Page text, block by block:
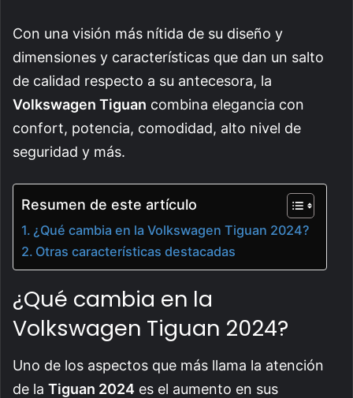
Con una visión más nítida de su diseño y
dimensiones y características que dan un salto
de calidad respecto a su antecesora, la
Volkswagen Tiguan combina elegancia con
confort, potencia, comodidad, alto nivel de
seguridad y más.
Resumen de este artículo
¿Qué cambia en la Volkswagen Tiguan 2024?
Otras características destacadas
¿Qué cambia en la
Volkswagen Tiguan 2024?
Uno de los aspectos que más llama la atención
de la Tiguan 2024 es el aumento en sus